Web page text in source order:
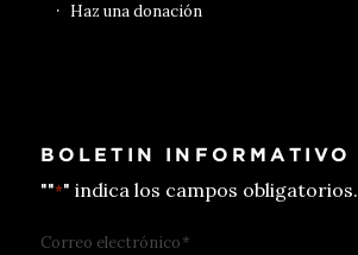
Haz una donación
BOLETIN INFORMATIVO
""*" indica los campos obligatorios.
Correo electrónico*